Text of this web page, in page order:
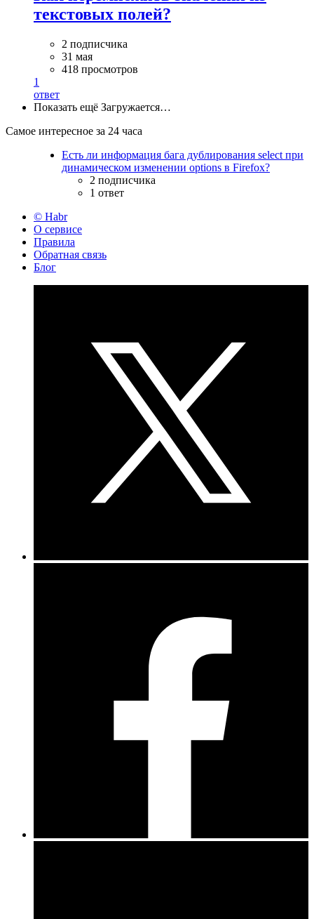
текстовых полей?
2 подписчика
31 мая
418 просмотров
1
ответ
Показать ещё Загружается…
Самое интересное за 24 часа
Есть ли информация бага дублирования select при
динамическом изменении options в Firefox?
2 подписчика
1 ответ
© Habr
О сервисе
Правила
Обратная связь
Блог